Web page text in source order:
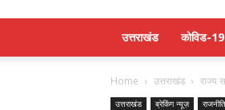
उत्तराखंड कोविड-19
Home उत्तराखंड राज्य
उत्तराखंड ब्रेकिंग न्यूज़ राजनीति